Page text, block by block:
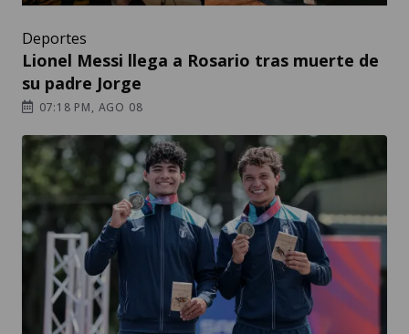
Deportes
Lionel Messi llega a Rosario tras muerte de
su padre Jorge
07:18 PM, AGO 08